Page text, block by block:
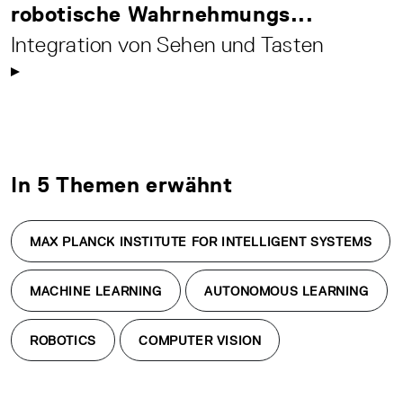
robotische Wahrnehmungs...
Integration von Sehen und Tasten
In 5 Themen erwähnt
MAX PLANCK INSTITUTE FOR INTELLIGENT SYSTEMS
MACHINE LEARNING AUTONOMOUS LEARNING
ROBOTICS COMPUTER VISION